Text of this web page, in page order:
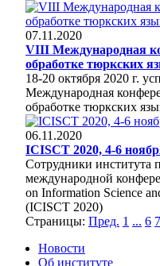
07.11.2020
VIII Международная
обработке тюркских
18-20 октября 2020 г.
Международная
обработке тюркских
06.11.2020
ICISCT 2020, 4-6
Сотрудники института
международной
on Information Science
(ICISCT 2020)
Страницы: Пред. 1 ... 6 7
Новости
Об институте